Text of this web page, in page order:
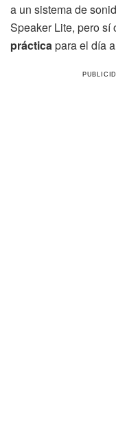
a un sistema de
Speaker Lite, pero sí
prácticapara el día